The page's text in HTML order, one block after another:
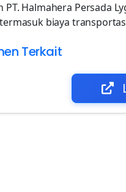
PT. Halmahera Persada
biaya
Terkait